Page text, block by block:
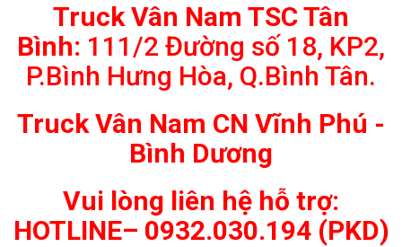
Truck Vân Nam TSC Tân
Bình: 111/2 Đường số 18, KP2,
P.Bình Hưng Hòa, Q.Bình Tân.
Truck Vân Nam CN Vĩnh Phú -
Bình Dương
Vui lòng liên hệ hỗ trợ:
HOTLINE– 0932.030.194 (PKD)